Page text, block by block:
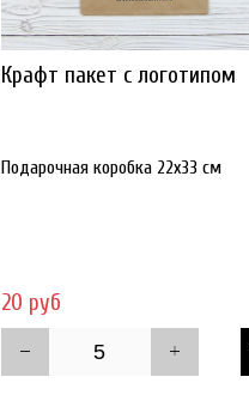
Крафт пакет с логотипом
Подарочная коробка 22х33 см
20 руб